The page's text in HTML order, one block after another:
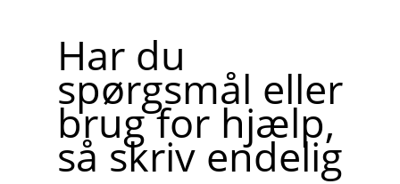
Har du
spørgsmål eller
brug for hjælp,
så skriv endelig